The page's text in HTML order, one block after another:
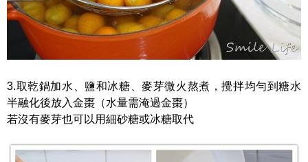
3.取乾鍋加水、鹽和冰糖、麥芽微火熬煮，攪拌均勻到糖水
半融化後放入金棗（水量需淹過金棗）
若沒有麥芽也可以用細砂糖或冰糖取代